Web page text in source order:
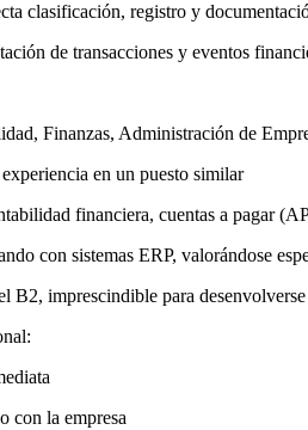
clasificación, registro y
de transacciones y eventos
Finanzas, Administración de
en un puesto similar
financiera, cuentas a pagar
con sistemas ERP, valorándose
B2, imprescindible para
con la empresa